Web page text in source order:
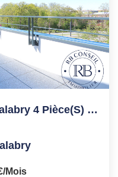
Appartement Chatenay Malabry 4 Pièce(s) 79.69 M2 Dernier...
mois